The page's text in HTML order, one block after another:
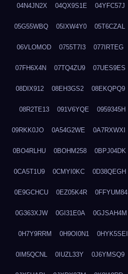
04N4JN2X 04QX9S1E 04YFC57J
05G55WBQ 05IXW4Y0 05T6CZAL
06VLOMOD 0755T7I3 077IRTEG
07FH6X4N 07TQ4ZU9 07UES9ES
08DIX912 08EH3GS2 08EKQPQ9
08R2TE13 091V6YQE 0959345H
09RKK0JO 0A54G2WE 0A7RXWXI
0BO4RLHU 0BOHM258 0BPJ04DK
0CA5T1U9 0CMYI0KC 0D38QEGH
0E9GCHCU 0EZ05K4R 0FFYUM84
0G363XJW 0GI31E0A 0GJSAH4M
0H7Y9RRM 0H9OI0N1 0HYK5SEI
0IM5QCNL 0IUZL33Y 0J6YMSQ9